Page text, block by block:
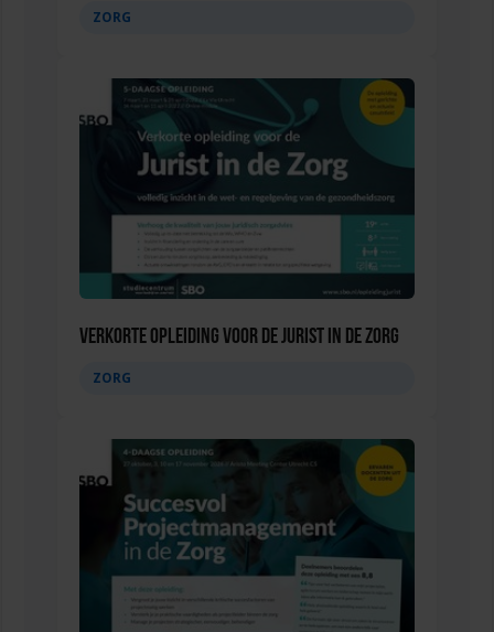
ZORG
Verkorte opleiding voor de Jurist in de Zorg
ZORG